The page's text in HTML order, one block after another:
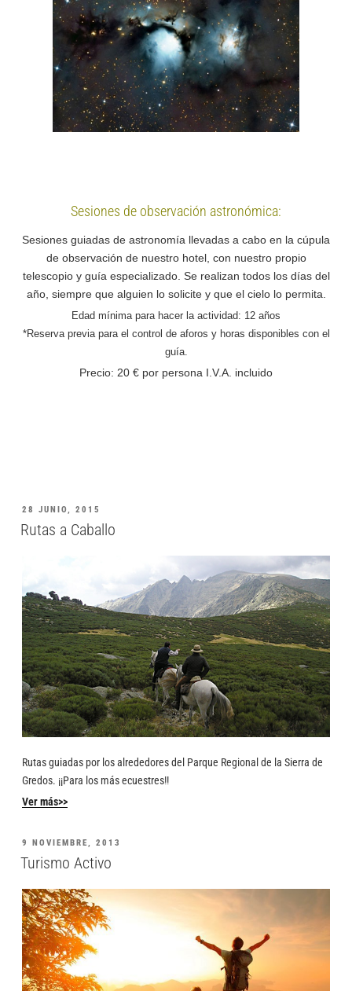
Sesiones de observación astronómica:
Sesiones guiadas de astronomía llevadas a cabo en la cúpula
de observación de nuestro hotel, con nuestro propio
telescopio y guía especializado. Se realizan todos los días del
año, siempre que alguien lo solicite y que el cielo lo permita.
Edad mínima para hacer la actividad: 12 años
*Reserva previa para el control de aforos y horas disponibles con el
guía.
Precio: 20 € por persona I.V.A. incluido
28 JUNIO, 2015
Rutas a Caballo
Rutas guiadas por los alrededores del Parque Regional de la Sierra de
Gredos. ¡¡Para los más ecuestres!!
Ver más>>
9 NOVIEMBRE, 2013
Turismo Activo